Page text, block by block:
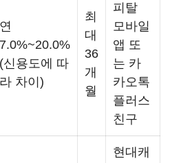
연
7.0%~20.0%
(신용도에 따
라 차이)
최
대
36
개
월
피탈
모바일
앱 또
는 카
카오톡
플러스
친구
현대캐